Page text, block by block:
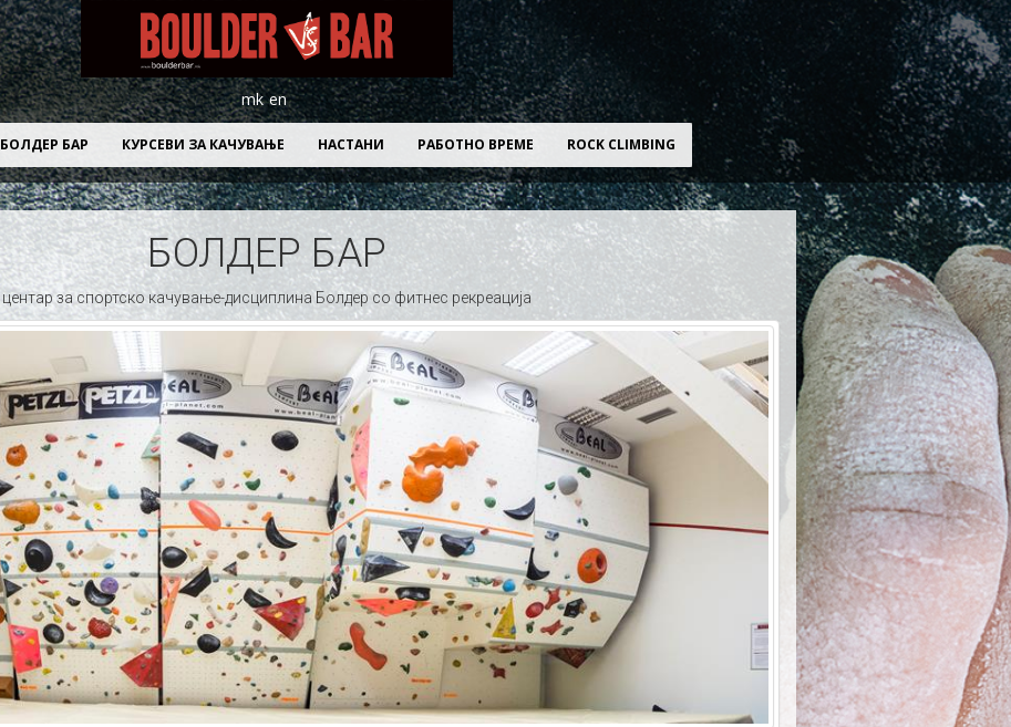
mk en
БОЛДЕР БАР КУРСЕВИ ЗА КАЧУВАЊЕ НАСТАНИ РАБОТНО ВРЕМЕ ROCK CLIMBING
БОЛДЕР БАР
центар за спортско качување-дисциплина Болдер со фитнес рекреација